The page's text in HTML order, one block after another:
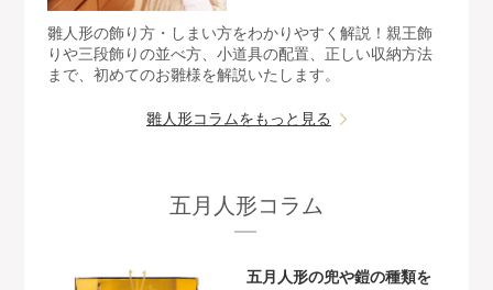
雛人形の飾り方・しまい方をわかりやすく解説！親王飾
りや三段飾りの並べ方、小道具の配置、正しい収納方法
まで、初めてのお雛様を解説いたします。
雛人形コラムをもっと見る
五月人形コラム
五月人形の兜や鎧の種類を